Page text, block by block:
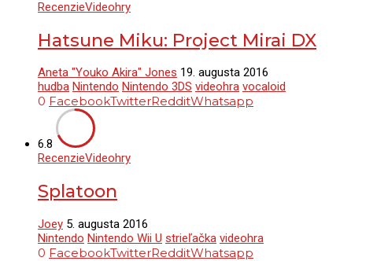
RecenzieVideohry
Hatsune Miku: Project Mirai DX
Aneta "Youko Akira" Jones 19. augusta 2016
hudba Nintendo Nintendo 3DS videohra vocaloid
0 FacebookTwitterRedditWhatsapp
6.8
RecenzieVideohry
Splatoon
Joey 5. augusta 2016
Nintendo Nintendo Wii U strieľačka videohra
0 FacebookTwitterRedditWhatsapp